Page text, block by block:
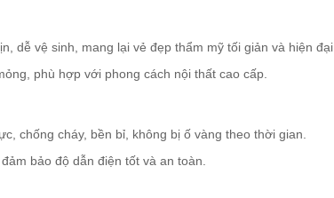
dễ vệ sinh, mang lại vẻ đẹp thẩm mỹ tối giản và hiện đại.
phù hợp với phong cách nội thất cao cấp.
chống cháy, bền bỉ, không bị ố vàng theo thời gian.
bảo độ dẫn điện tốt và an toàn.